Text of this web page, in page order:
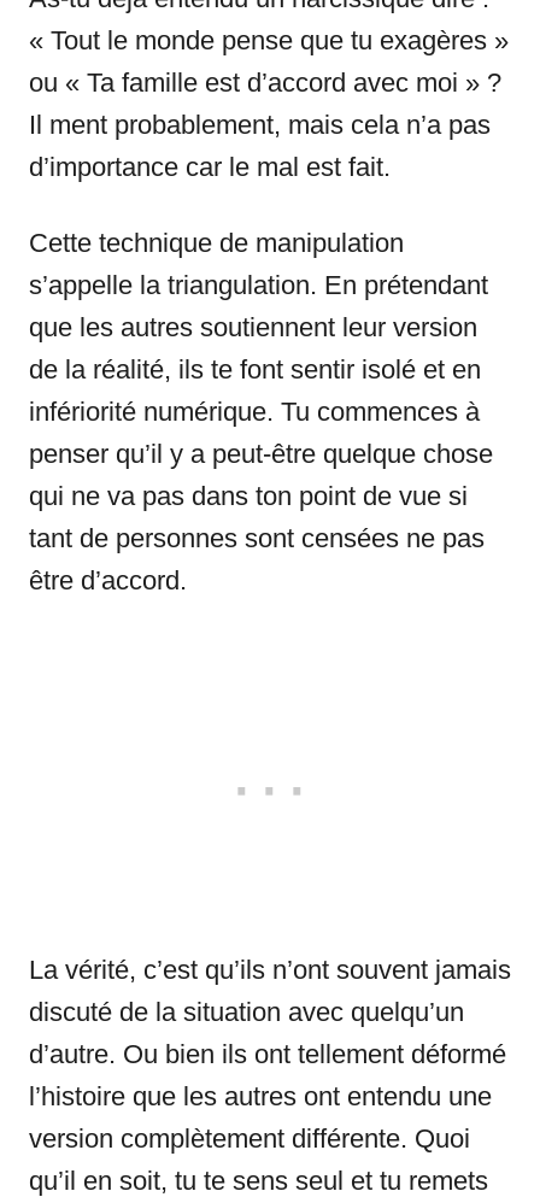
« Tout le monde pense que tu exagères »
ou « Ta famille est d’accord avec moi » ?
Il ment probablement, mais cela n’a pas
d’importance car le mal est fait.
Cette technique de manipulation
s’appelle la triangulation. En prétendant
que les autres soutiennent leur version
de la réalité, ils te font sentir isolé et en
infériorité numérique. Tu commences à
penser qu’il y a peut-être quelque chose
qui ne va pas dans ton point de vue si
tant de personnes sont censées ne pas
être d’accord.
La vérité, c’est qu’ils n’ont souvent jamais
discuté de la situation avec quelqu’un
d’autre. Ou bien ils ont tellement déformé
l’histoire que les autres ont entendu une
version complètement différente. Quoi
qu’il en soit, tu te sens seul et tu remets